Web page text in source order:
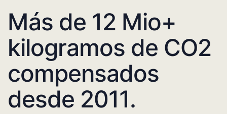
Más de 12 Mio+
kilogramos de CO2
compensados
desde 2011.